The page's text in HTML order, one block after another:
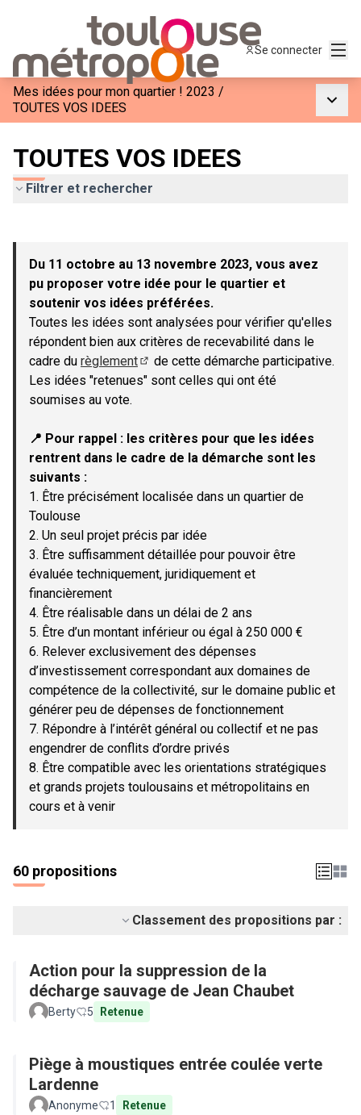
Se connecter
Mes idées pour mon quartier ! 2023 /
TOUTES VOS IDEES
TOUTES VOS IDEES
Filtrer et rechercher
−
Du 11 octobre au 13 novembre 2023, vous avez
pu proposer votre idée pour le quartier et
soutenir vos idées préférées.
Toutes les idées sont analysées pour vérifier qu'elles
répondent bien aux critères de recevabilité dans le
cadre du règlement
(Lien externe)
de cette démarche participative.
Les idées "retenues" sont celles qui ont été
soumises au vote.
📍 Pour rappel : les critères pour que les idées
rentrent dans le cadre de la démarche sont les
suivants :
1. Être précisément localisée dans un quartier de
Toulouse
2. Un seul projet précis par idée
3. Être suffisamment détaillée pour pouvoir être
évaluée techniquement, juridiquement et
financièrement
4. Être réalisable dans un délai de 2 ans
5. Être d’un montant inférieur ou égal à 250 000 €
6. Relever exclusivement des dépenses
d’investissement correspondant aux domaines de
compétence de la collectivité, sur le domaine public et
générer peu de dépenses de fonctionnement
7. Répondre à l’intérêt général ou collectif et ne pas
engendrer de conflits d’ordre privés
8. Être compatible avec les orientations stratégiques
et grands projets toulousains et métropolitains en
cours et à venir
60 propositions
Classement des propositions par :
Action pour la suppression de la
décharge sauvage de Jean Chaubet
Berty 5 Retenue
Piège à moustiques entrée coulée verte
Lardenne
Anonyme 1 Retenue